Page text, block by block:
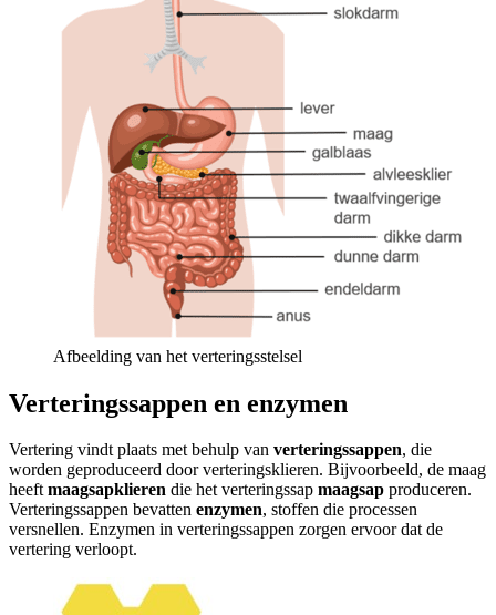
Afbeelding van het verteringsstelsel
Verteringssappen en enzymen
Vertering vindt plaats met behulp van verteringssappen, die
worden geproduceerd door verteringsklieren. Bijvoorbeeld, de maag
heeftmaagsapklieren die het verteringssap maagsap produceren.
Verteringssappen bevatten enzymen, stoffen die processen
versnellen. Enzymen in verteringssappen zorgen ervoor dat de
vertering verloopt.